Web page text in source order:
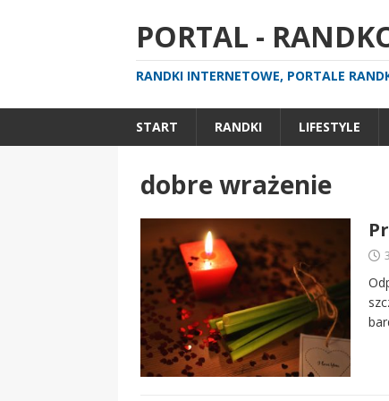
PORTAL -
RANDKI INTERNETOWE, PORTALE
START RANDKI LIFESTYLE
dobre wrażenie